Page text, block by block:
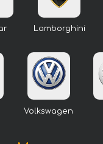
Lamborghini
Volkswagen